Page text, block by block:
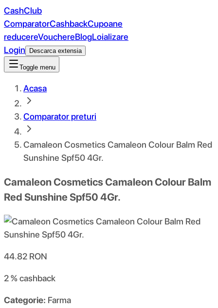
CashClub
ComparatorCashbackCupoane
reducereVouchereBlogLoializare
Login
Descarca extensia
Toggle menu
Acasa
Comparator preturi
Camaleon Cosmetics Camaleon Colour Balm Red
Sunshine Spf50 4Gr.
Camaleon Cosmetics Camaleon Colour Balm
Red Sunshine Spf50 4Gr.
44.82 RON
2 %cashback
Categorie: Farma